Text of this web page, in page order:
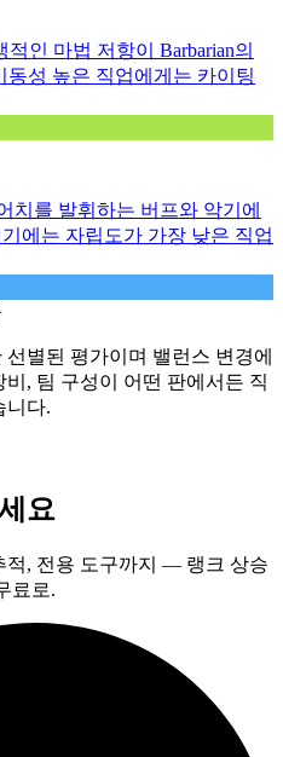
인 마법 저항이 Barbarian의
동성 높은 직업에게는 카이팅
치를 발휘하는 버프와 악기에
에는 자립도가 가장 낮은 직업
별된 평가이며 밸런스 변경에
, 팀 구성이 어떤 판에서든 직
니다.
요
적, 전용 도구까지 — 랭크 상승
료로.